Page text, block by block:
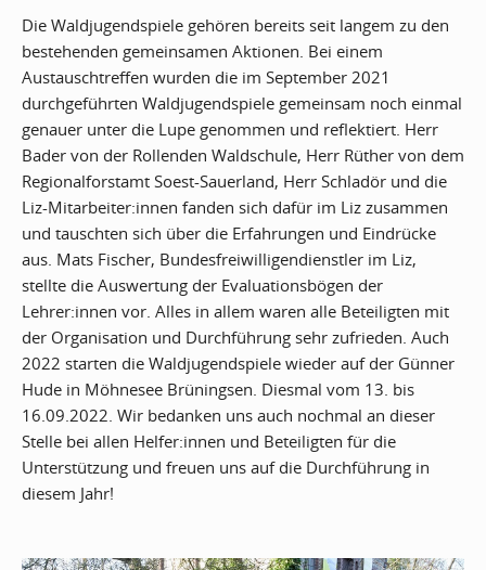
Die Waldjugendspiele gehören bereits seit langem zu den
bestehenden gemeinsamen Aktionen. Bei einem
Austauschtreffen wurden die im September 2021
durchgeführten Waldjugendspiele gemeinsam noch einmal
genauer unter die Lupe genommen und reflektiert. Herr
Bader von der Rollenden Waldschule, Herr Rüther von dem
Regionalforstamt Soest-Sauerland, Herr Schladör und die
Liz-Mitarbeiter:innen fanden sich dafür im Liz zusammen
und tauschten sich über die Erfahrungen und Eindrücke
aus. Mats Fischer, Bundesfreiwilligendienstler im Liz,
stellte die Auswertung der Evaluationsbögen der
Lehrer:innen vor. Alles in allem waren alle Beteiligten mit
der Organisation und Durchführung sehr zufrieden. Auch
2022 starten die Waldjugendspiele wieder auf der Günner
Hude in Möhnesee Brüningsen. Diesmal vom 13. bis
16.09.2022. Wir bedanken uns auch nochmal an dieser
Stelle bei allen Helfer:innen und Beteiligten für die
Unterstützung und freuen uns auf die Durchführung in
diesem Jahr!